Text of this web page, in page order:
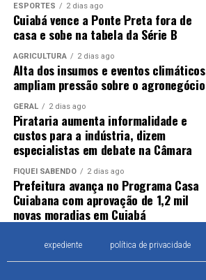
ESPORTES 2 dias ago
Cuiabá vence a Ponte Preta fora de
casa e sobe na tabela da Série B
AGRICULTURA 2 dias ago
Alta dos insumos e eventos climáticos
ampliam pressão sobre o agronegócio
GERAL 2 dias ago
Pirataria aumenta informalidade e
custos para a indústria, dizem
especialistas em debate na Câmara
FIQUEI SABENDO 2 dias ago
Prefeitura avança no Programa Casa
Cuiabana com aprovação de 1,2 mil
novas moradias em Cuiabá
expediente política de privacidade